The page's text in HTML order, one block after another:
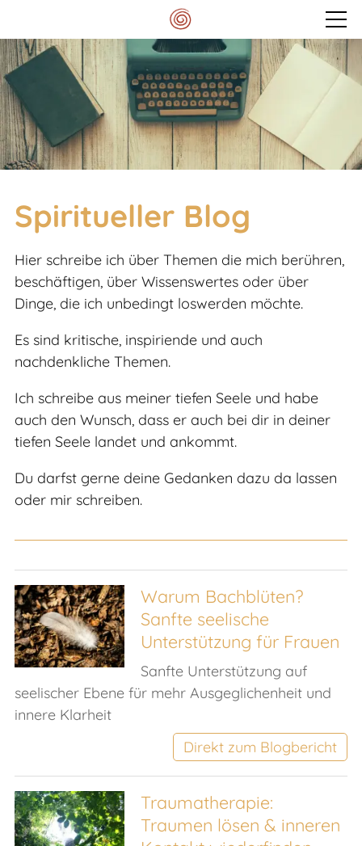
Veranstaltungen
Mein Spektrum
Meditationskissen
Kontakt
Spiritueller Blog
Hier schreibe ich über Themen die mich berühren,
beschäftigen, über Wissenswertes oder über
Dinge, die ich unbedingt loswerden möchte.
Es sind kritische, inspiriende und auch
nachdenkliche Themen.
Ich schreibe aus meiner tiefen Seele und habe
auch den Wunsch, dass er auch bei dir in deiner
tiefen Seele landet und ankommt.
Du darfst gerne deine Gedanken dazu da lassen
oder mir schreiben.
Warum Bachblüten?
Sanfte seelische
Unterstützung für Frauen
Sanfte Unterstützung auf
seelischer Ebene für mehr Ausgeglichenheit und
innere Klarheit
Direkt zum Blogbericht
Traumatherapie:
Traumen lösen & inneren